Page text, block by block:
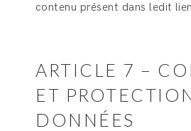
contenu présent dans ledit
ARTICLE 7 –
ET
DONNÉES